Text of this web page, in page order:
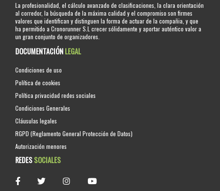
La profesionalidad, el cálculo avanzado de clasificaciones, la clara orientación
al corredor, la búsqueda de la máxima calidad y el compromiso son firmes
valores que identifican y distinguen la forma de actuar de la compañia, y que
ha permitido a Cronorunner S.L crecer sólidamente y aportar auténtico valor a
un gran conjunto de organizadores.
DOCUMENTACIÓNLEGAL
Condiciones de uso
Política de cookies
Política privacidad redes sociales
Condiciones Generales
Cláusulas legales
RGPD (Reglamento General Protección de Datos)
Autorización menores
REDESSOCIALES